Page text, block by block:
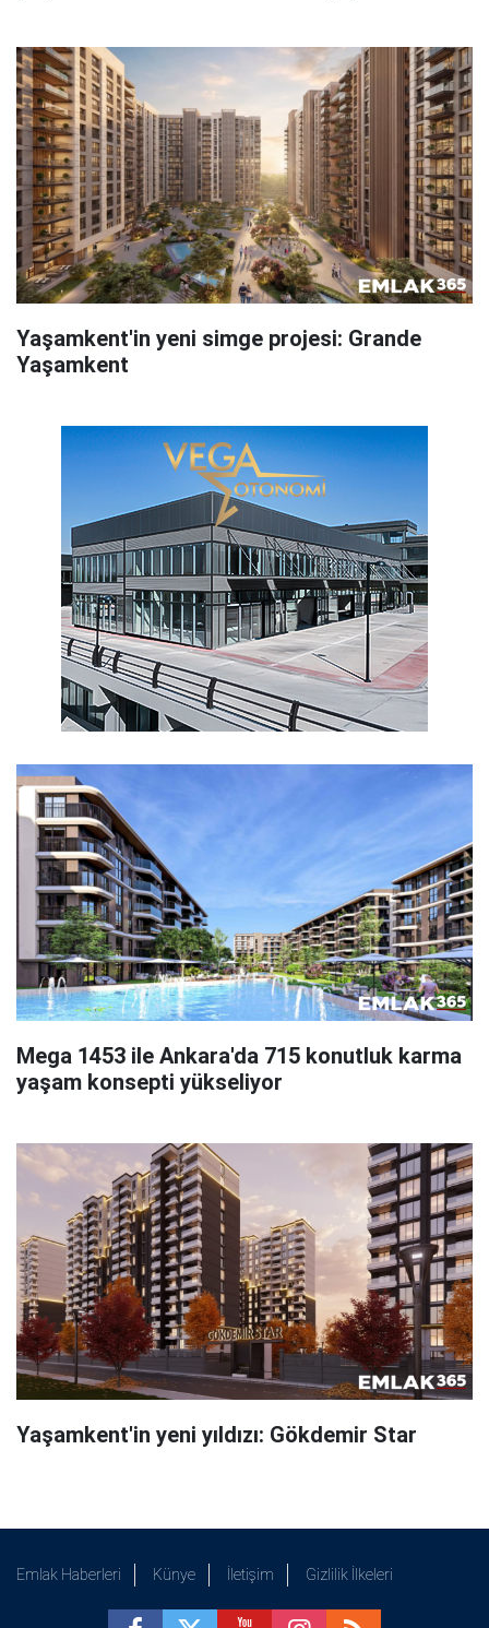
Yaşamkent'in yeni simge projesi: Grande
Yaşamkent
Mega 1453 ile Ankara'da 715 konutluk karma
yaşam konsepti yükseliyor
Yaşamkent'in yeni yıldızı: Gökdemir Star
Emlak Haberleri Künye İletişim Gizlilik İlkeleri